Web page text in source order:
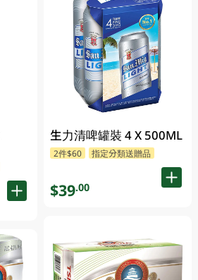
生力清啤罐裝 4 X 500ML
2件$60 指定分類送贈品
$39.00